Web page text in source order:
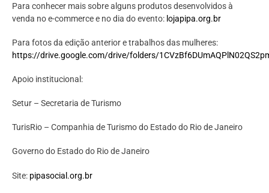
Para conhecer mais sobre alguns produtos desenvolvidos à
venda no e-commerce e no dia do evento: lojapipa.org.br
Para fotos da edição anterior e trabalhos das mulheres:
https://drive.google.com/drive/folders/
Apoio institucional:
Setur – Secretaria de Turismo
TurisRio – Companhia de Turismo do Estado do Rio de Janeiro
Governo do Estado do Rio de Janeiro
Site: pipasocial.org.br